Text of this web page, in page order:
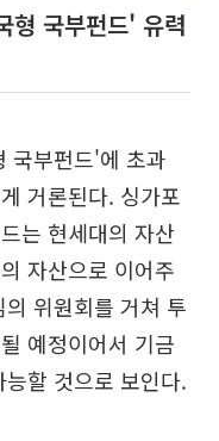
형 국부펀드' 유력
국부펀드'에 초과
거론된다. 싱가포
는 현세대의 자산
자산으로 이어주
위원회를 거쳐 투
예정이어서 기금
할 것으로 보인다.